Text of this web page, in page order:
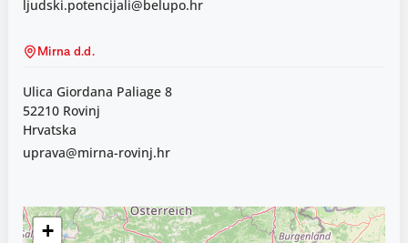
ljudski.potencijali@belupo.hr
Mirna d.d.
Ulica Giordana Paliage 8
52210 Rovinj
Hrvatska
uprava@mirna-rovinj.hr
+